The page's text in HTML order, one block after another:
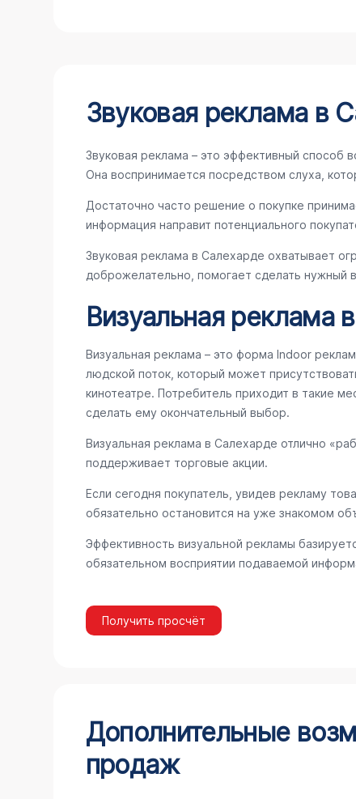
Звуковая реклама в
Звуковая реклама – это эффективный способ
Она воспринимается посредством слуха,
Достаточно часто решение о покупке
информация направит потенциального
Звуковая реклама в Салехарде охватывает
доброжелательно, помогает сделать нужный
Визуальная реклама
Визуальная реклама – это форма Indoor
людской поток, который может
кинотеатре. Потребитель приходит в такие
сделать ему окончательный выбор.
Визуальная реклама в Салехарде отлично
поддерживает торговые акции.
Если сегодня покупатель, увидев рекламу
обязательно остановится на уже знакомом
Эффективность визуальной рекламы
обязательном восприятии подаваемой
Получить просчёт
Дополнительные
продаж